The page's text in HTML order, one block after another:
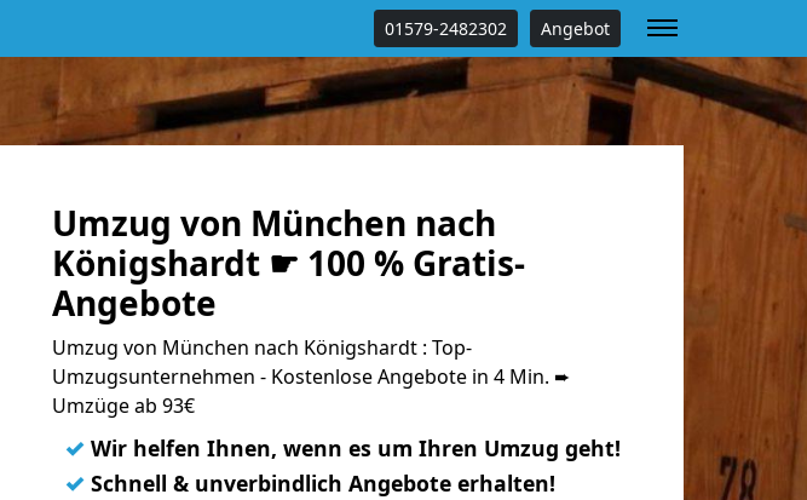
01579-2482302 Angebot
Umzug von München nach
Königshardt ☛ 100 % Gratis-
Angebote
Umzug von München nach Königshardt : Top-
Umzugsunternehmen - Kostenlose Angebote in 4 Min. ➨
Umzüge ab 93€
✓ Wir helfen Ihnen, wenn es um Ihren Umzug geht!
✓ Schnell & unverbindlich Angebote erhalten!